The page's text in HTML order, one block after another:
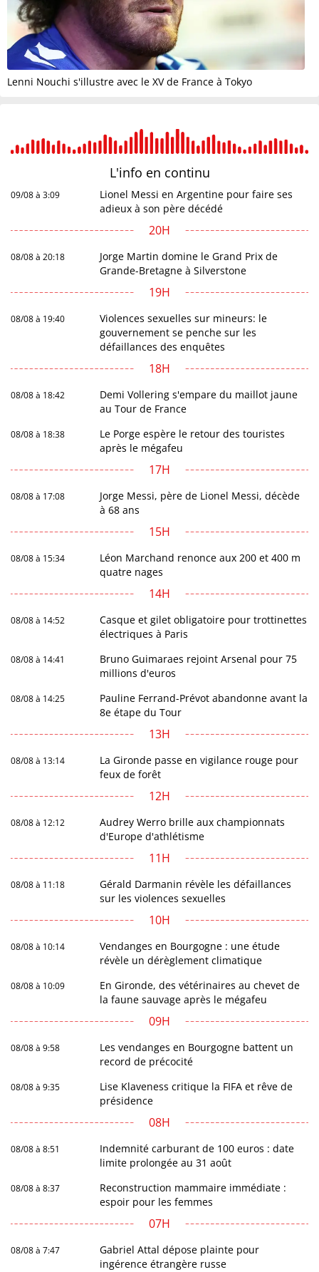
Lenni Nouchi s'illustre avec le XV de France à Tokyo
L'info en continu
09/08 à 3:09
Lionel Messi en Argentine pour faire ses
adieux à son père décédé
20H
08/08 à 20:18
Jorge Martin domine le Grand Prix de
Grande-Bretagne à Silverstone
19H
08/08 à 19:40
Violences sexuelles sur mineurs: le
gouvernement se penche sur les
défaillances des enquêtes
18H
08/08 à 18:42
Demi Vollering s'empare du maillot jaune
au Tour de France
08/08 à 18:38
Le Porge espère le retour des touristes
après le mégafeu
17H
08/08 à 17:08
Jorge Messi, père de Lionel Messi, décède
à 68 ans
15H
08/08 à 15:34
Léon Marchand renonce aux 200 et 400 m
quatre nages
14H
08/08 à 14:52
Casque et gilet obligatoire pour trottinettes
électriques à Paris
08/08 à 14:41
Bruno Guimaraes rejoint Arsenal pour 75
millions d'euros
08/08 à 14:25
Pauline Ferrand-Prévot abandonne avant la
8e étape du Tour
13H
08/08 à 13:14
La Gironde passe en vigilance rouge pour
feux de forêt
12H
08/08 à 12:12
Audrey Werro brille aux championnats
d'Europe d'athlétisme
11H
08/08 à 11:18
Gérald Darmanin révèle les défaillances
sur les violences sexuelles
10H
08/08 à 10:14
Vendanges en Bourgogne : une étude
révèle un dérèglement climatique
08/08 à 10:09
En Gironde, des vétérinaires au chevet de
la faune sauvage après le mégafeu
09H
08/08 à 9:58
Les vendanges en Bourgogne battent un
record de précocité
08/08 à 9:35
Lise Klaveness critique la FIFA et rêve de
présidence
08H
08/08 à 8:51
Indemnité carburant de 100 euros : date
limite prolongée au 31 août
08/08 à 8:37
Reconstruction mammaire immédiate :
espoir pour les femmes
07H
08/08 à 7:47
Gabriel Attal dépose plainte pour
ingérence étrangère russe